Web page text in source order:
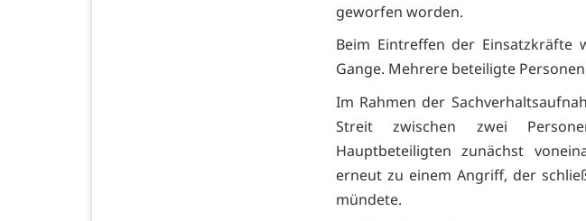
geworfen worden.
Beim Eintreffen der Einsatzkräfte
Gange. Mehrere beteiligte
Im Rahmen der
Streit zwischen zwei
Hauptbeteiligten zunächst
erneut zu einem Angriff, der
mündete.